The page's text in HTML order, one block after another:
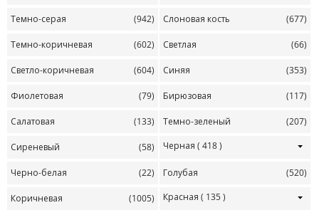
Темно-серая (942) Слоновая кость (677)
Темно-коричневая (602) Светлая (66)
Светло-коричневая (604) Синяя (353)
Фиолетовая (79) Бирюзовая (117)
Салатовая (133) Темно-зеленый (207)
Сиреневый (58) Черная ( 418 )
Черно-белая (22) Голубая (520)
Коричневая (1005) Красная ( 135 )